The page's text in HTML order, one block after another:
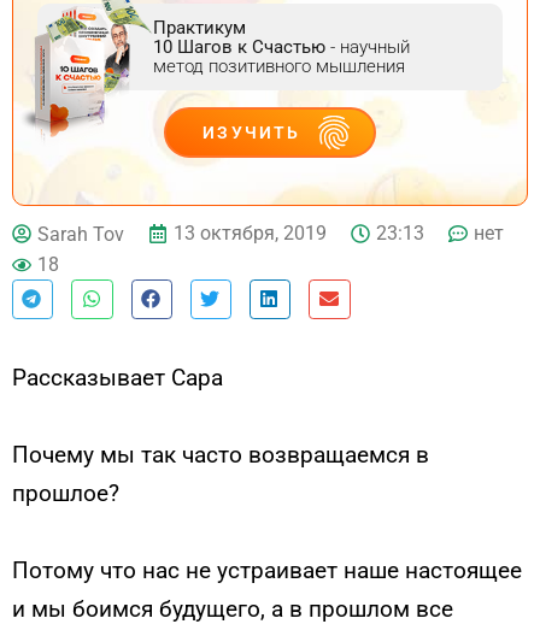
Практикум
10 Шагов к Счастью - научный
метод позитивного мышления
ИЗУЧИТЬ
ДЕЙСТВУЙ
Sarah Tov 13 октября, 2019 23:13
нет
18
Рассказывает Сара
Почему мы так часто возвращаемся в
прошлое?
Потому что нас не устраивает наше настоящее
и мы боимся будущего, а в прошлом все